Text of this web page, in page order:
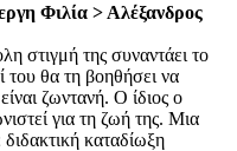
Φιλία > Αλέξανδρος
στιγμή της συναντάει το
του θα τη βοηθήσει να
ζωντανή. Ο ίδιος ο
για τη ζωή της. Μια
καταδίωξη